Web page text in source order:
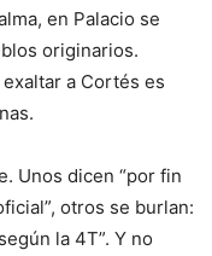
en Palacio se
originarios.
a Cortés es
Unos dicen “por fin
otros se burlan:
la 4T”. Y no